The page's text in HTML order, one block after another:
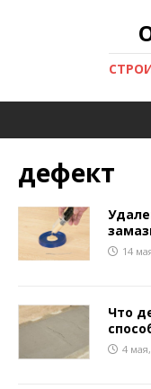
дефект
14
Что
4